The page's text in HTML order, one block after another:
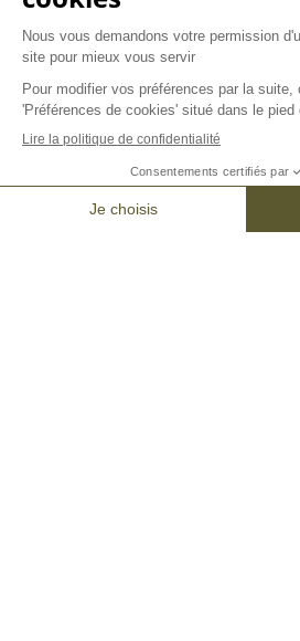
RÉSERVER